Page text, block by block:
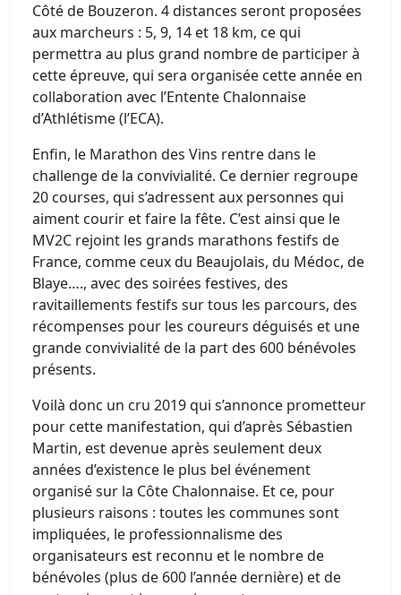
Côté de Bouzeron. 4 distances seront proposées
aux marcheurs : 5, 9, 14 et 18 km, ce qui
permettra au plus grand nombre de participer à
cette épreuve, qui sera organisée cette année en
collaboration avec l’Entente Chalonnaise
d’Athlétisme (l’ECA).
Enfin, le Marathon des Vins rentre dans le
challenge de la convivialité. Ce dernier regroupe
20 courses, qui s’adressent aux personnes qui
aiment courir et faire la fête. C’est ainsi que le
MV2C rejoint les grands marathons festifs de
France, comme ceux du Beaujolais, du Médoc, de
Blaye…., avec des soirées festives, des
ravitaillements festifs sur tous les parcours, des
récompenses pour les coureurs déguisés et une
grande convivialité de la part des 600 bénévoles
présents.
Voilà donc un cru 2019 qui s’annonce prometteur
pour cette manifestation, qui d’après Sébastien
Martin, est devenue après seulement deux
années d’existence le plus bel événement
organisé sur la Côte Chalonnaise. Et ce, pour
plusieurs raisons : toutes les communes sont
impliquées, le professionnalisme des
organisateurs est reconnu et le nombre de
bénévoles (plus de 600 l’année dernière) et de